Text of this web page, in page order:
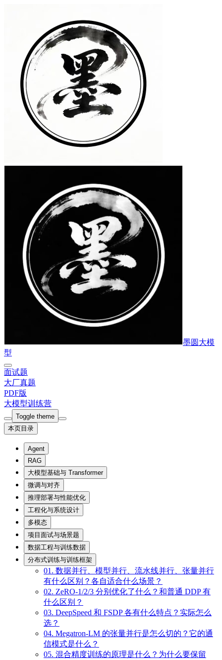
墨圆大模
型
面试题
大厂真题
PDF版
大模型训练营
Toggle theme
本页目录
Agent
RAG
大模型基础与 Transformer
微调与对齐
推理部署与性能优化
工程化与系统设计
多模态
项目面试与场景题
数据工程与训练数据
分布式训练与训练框架
01. 数据并行、模型并行、流水线并行、张量并行
有什么区别？各自适合什么场景？
02. ZeRO-1/2/3 分别优化了什么？和普通 DDP 有
什么区别？
03. DeepSpeed 和 FSDP 各有什么特点？实际怎么
选？
04. Megatron-LM 的张量并行是怎么切的？它的通
信模式是什么？
05. 混合精度训练的原理是什么？为什么要保留